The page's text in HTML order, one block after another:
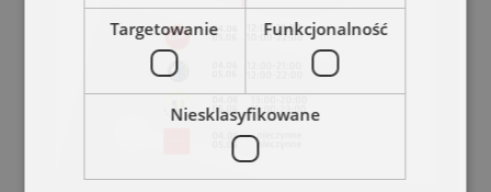
Targetowanie Funkcjonalność
Niesklasyfikowane